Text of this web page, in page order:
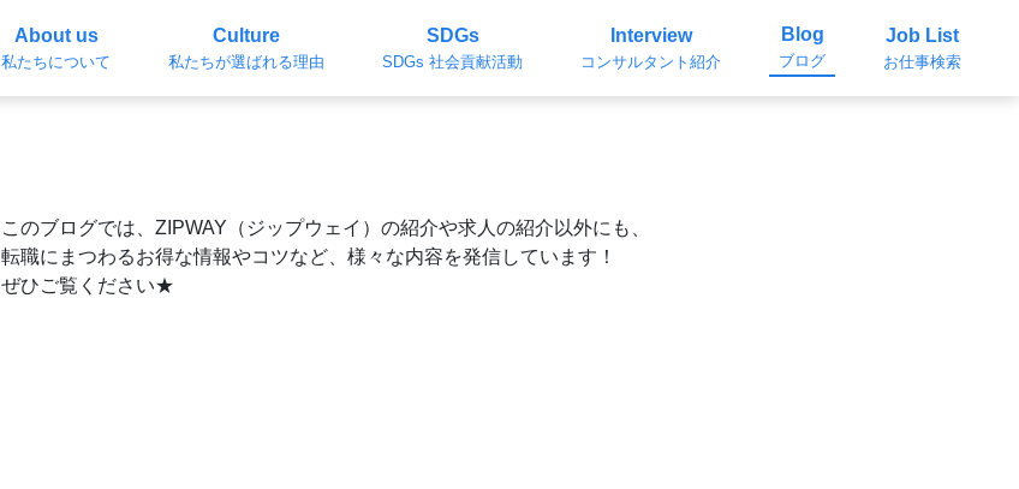
About us
私たちについて
Culture
私たちが選ばれる理由
SDGs
SDGs 社会貢献活動
Interview
コンサルタント紹介
Blog
ブログ
Job List
お仕事検索
このブログでは、ZIPWAY（ジップウェイ）の紹介や求人の紹介以外にも、
転職にまつわるお得な情報やコツなど、様々な内容を発信しています！
ぜひご覧ください★